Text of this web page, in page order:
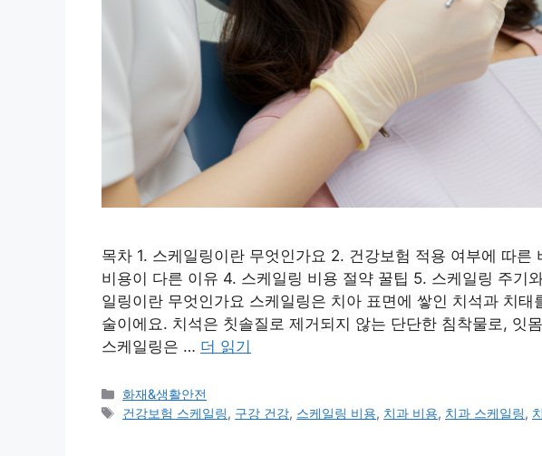
목차 1. 스케일링이란 무엇인가요 2. 건강보험 적용 여부에 따른
비용이 다른 이유 4. 스케일링 비용 절약 꿀팁 5. 스케일링 주기
일링이란 무엇인가요 스케일링은 치아 표면에 쌓인 치석과 치태
술이에요. 치석은 칫솔질로 제거되지 않는 단단한 침착물로, 잇
스케일링은 … 더 읽기
카
테
화재&생활안전
태
건강보험 스케일링, 구강 건강, 스케일링 비용, 치과 비용, 치과 스케일링,